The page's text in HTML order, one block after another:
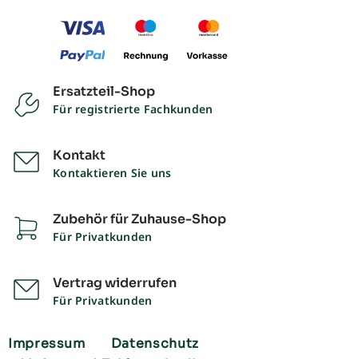
Ersatzteil-Shop
Für registrierte Fachkunden
Kontakt
Kontaktieren Sie uns
Zubehör für Zuhause-Shop
Für Privatkunden
Vertrag widerrufen
Für Privatkunden
Impressum
Datenschutz